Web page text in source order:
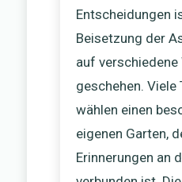
Entscheidungen
Beisetzung der
auf verschiedene
geschehen.
wählen einen
eigenen Garten,
Erinnerungen an